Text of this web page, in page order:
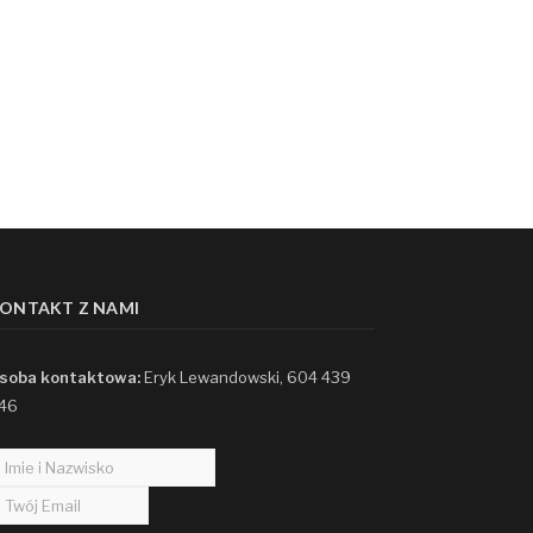
Z NAMI
kontaktowa:Eryk Lewandowski, 604 439